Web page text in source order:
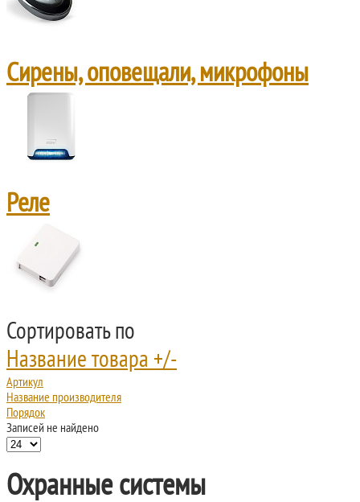
Сирены, оповещали, микрофоны
Реле
Сортировать по
Название товара +/-
Артикул
Название производителя
Порядок
Записей не найдено
Охранные системы